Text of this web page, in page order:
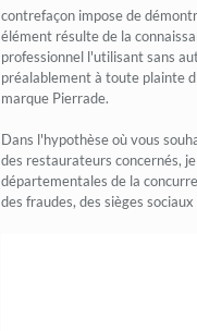
contrefaçon impose de
élément résulte de la
professionnel l'utilisant sans
préalablement à toute plainte
marque Pierrade.
Dans l'hypothèse où vous
des restaurateurs concernés,
départementales de la
des fraudes, des sièges